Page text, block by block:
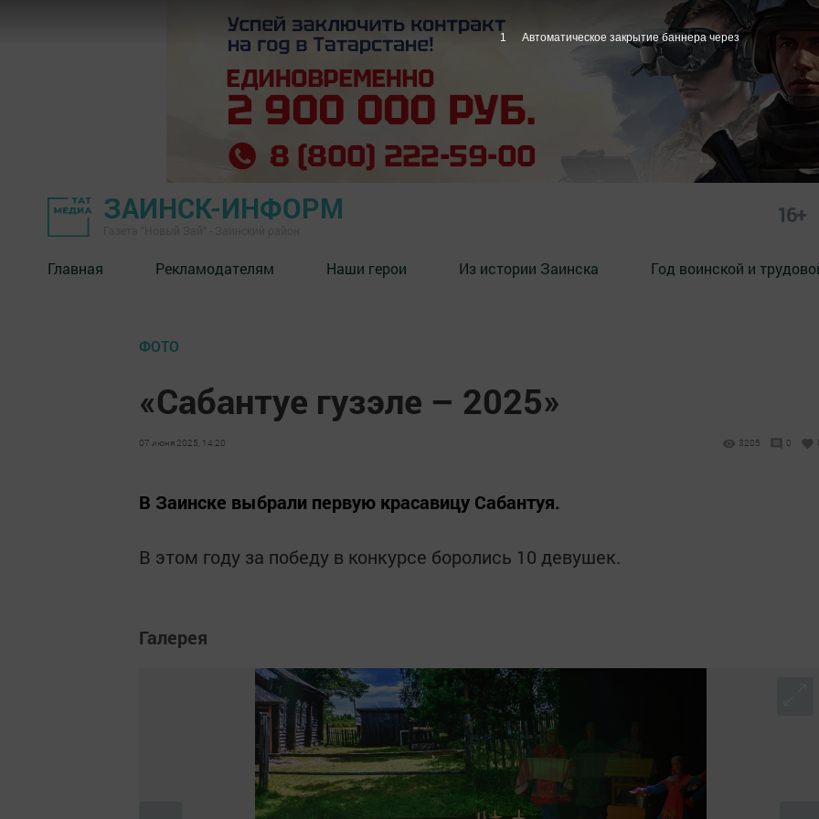
ЗАИНСК-ИНФОРМ 16+
Главная Рекламодателям Наши герои Из истории Заинска Год воинской и
ФОТО
«Сабантуе гузэле – 2025»
07 июня 2025, 14:20 3205 0
В Заинске выбрали первую красавицу Сабантуя.
В этом году за победу в конкурсе боролись 10 девушек.
Галерея